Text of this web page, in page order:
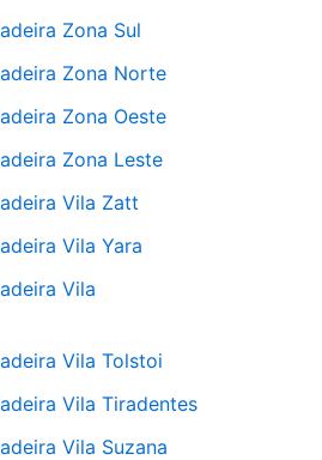
Zona Sul
Zona Norte
Zona Oeste
Zona Leste
Vila Zatt
Vila Yara
Vila
Vila Tolstoi
Vila Tiradentes
Vila Suzana